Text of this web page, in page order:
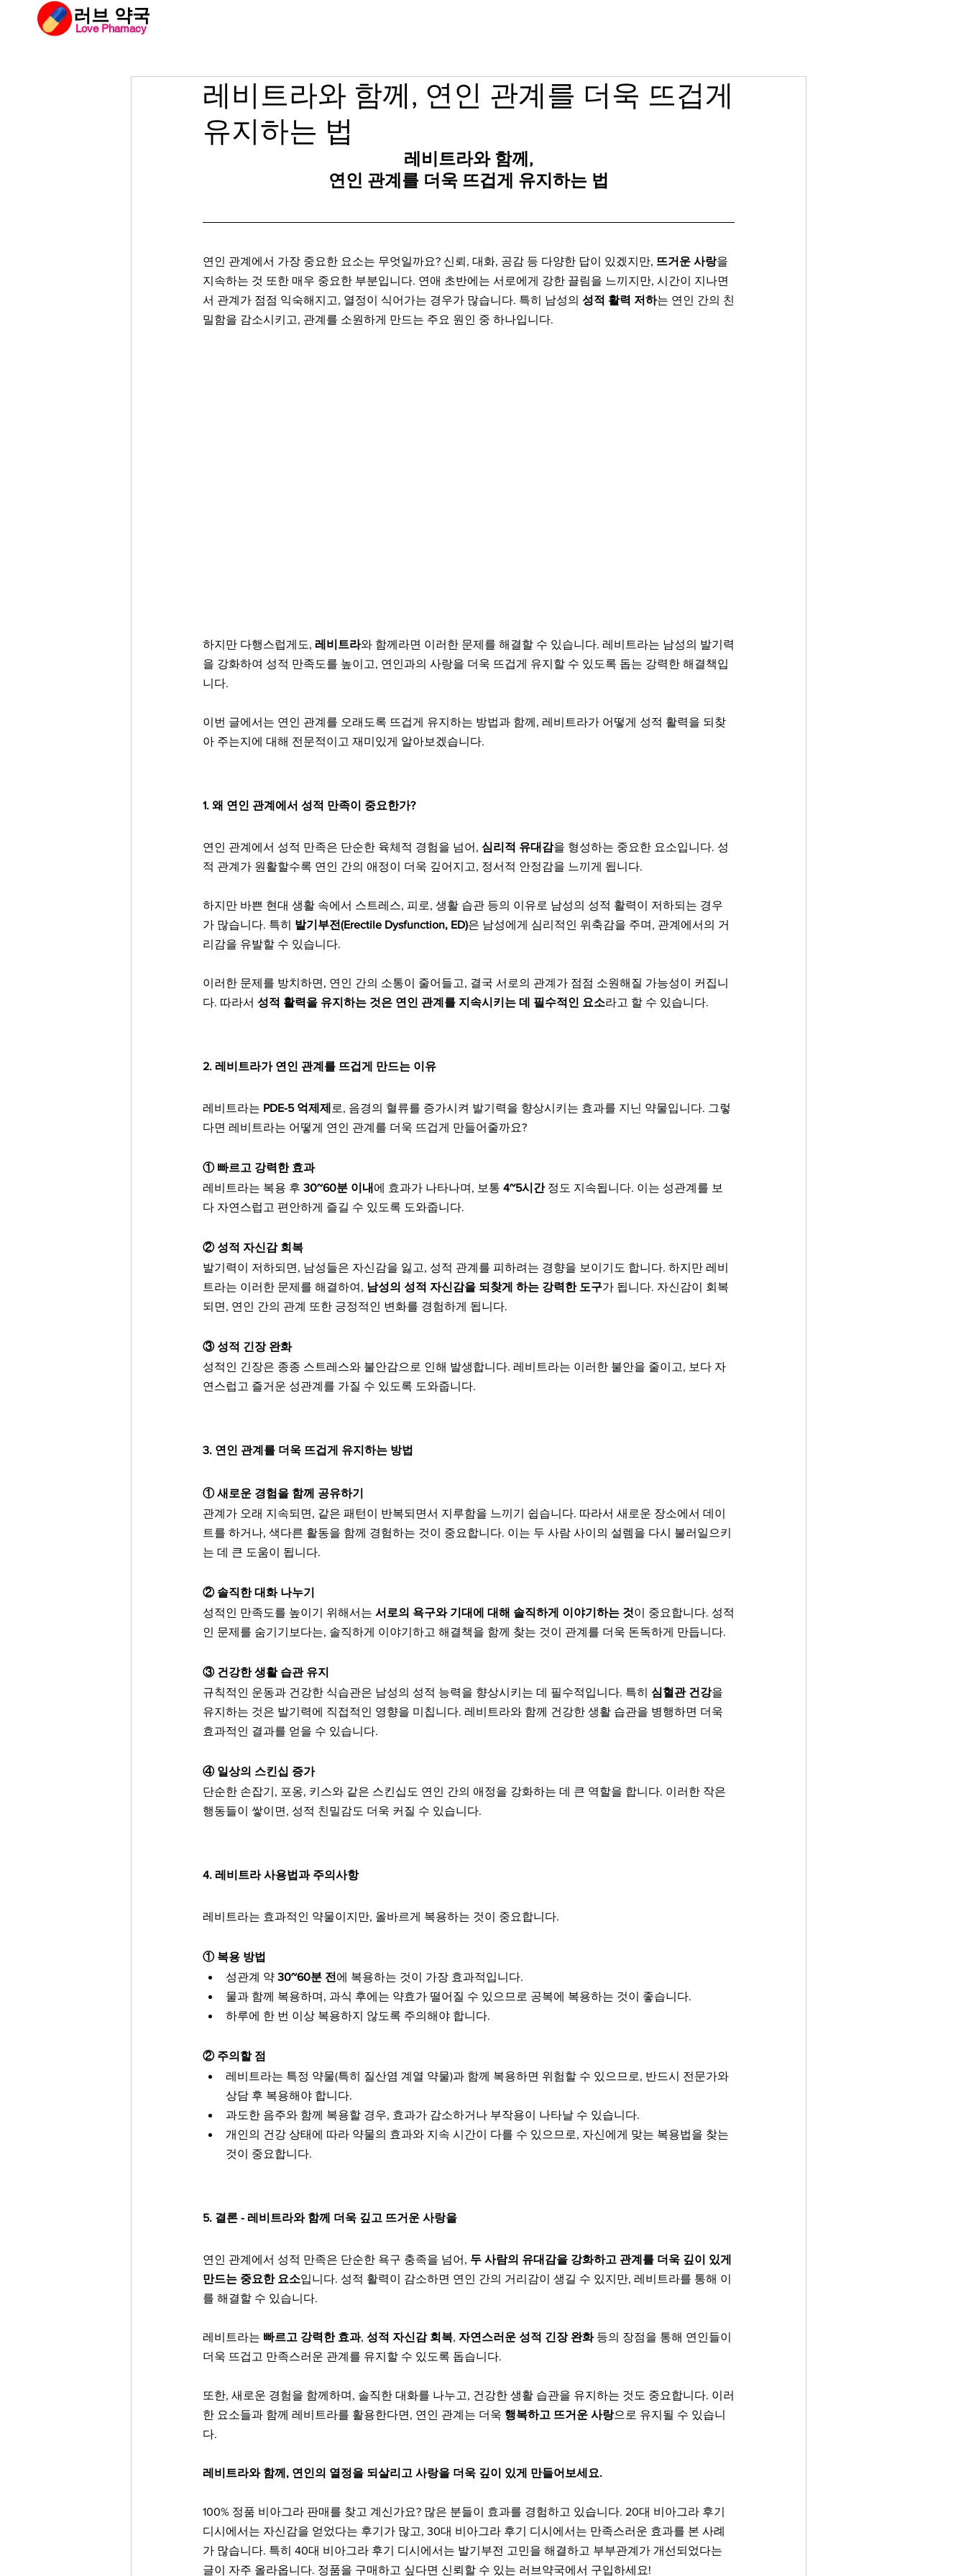
​러브 약국
Love Phamacy
레비트라와 함께, 연인 관계를 더욱 뜨겁게
유지하는 법
레비트라와 함께,
연인 관계를 더욱 뜨겁게 유지하는 법
연인 관계에서 가장 중요한 요소는 무엇일까요? 신뢰, 대화, 공감 등 다양한 답이 있겠지만, 뜨거운 사랑을
지속하는 것 또한 매우 중요한 부분입니다. 연애 초반에는 서로에게 강한 끌림을 느끼지만, 시간이 지나면
서 관계가 점점 익숙해지고, 열정이 식어가는 경우가 많습니다. 특히 남성의 성적 활력 저하는 연인 간의 친
밀함을 감소시키고, 관계를 소원하게 만드는 주요 원인 중 하나입니다.
하지만 다행스럽게도, 레비트라와 함께라면 이러한 문제를 해결할 수 있습니다. 레비트라는 남성의 발기력
을 강화하여 성적 만족도를 높이고, 연인과의 사랑을 더욱 뜨겁게 유지할 수 있도록 돕는 강력한 해결책입
니다.
이번 글에서는 연인 관계를 오래도록 뜨겁게 유지하는 방법과 함께, 레비트라가 어떻게 성적 활력을 되찾
아 주는지에 대해 전문적이고 재미있게 알아보겠습니다.
1. 왜 연인 관계에서 성적 만족이 중요한가?
연인 관계에서 성적 만족은 단순한 육체적 경험을 넘어, 심리적 유대감을 형성하는 중요한 요소입니다. 성
적 관계가 원활할수록 연인 간의 애정이 더욱 깊어지고, 정서적 안정감을 느끼게 됩니다.
하지만 바쁜 현대 생활 속에서 스트레스, 피로, 생활 습관 등의 이유로 남성의 성적 활력이 저하되는 경우
가 많습니다. 특히 발기부전(Erectile Dysfunction, ED)은 남성에게 심리적인 위축감을 주며, 관계에서의 거
리감을 유발할 수 있습니다.
이러한 문제를 방치하면, 연인 간의 소통이 줄어들고, 결국 서로의 관계가 점점 소원해질 가능성이 커집니
다. 따라서 성적 활력을 유지하는 것은 연인 관계를 지속시키는 데 필수적인 요소라고 할 수 있습니다.
2. 레비트라가 연인 관계를 뜨겁게 만드는 이유
레비트라는 PDE-5 억제제 로, 음경의 혈류를 증가시켜 발기력을 향상시키는 효과를 지닌 약물입니다. 그렇
다면 레비트라는 어떻게 연인 관계를 더욱 뜨겁게 만들어줄까요?
① 빠르고 강력한 효과
레비트라는 복용 후 30~60분 이내 에 효과가 나타나며, 보통 4~5시간 정도 지속됩니다. 이는 성관계를 보
다 자연스럽고 편안하게 즐길 수 있도록 도와줍니다.
② 성적 자신감 회복
발기력이 저하되면, 남성들은 자신감을 잃고, 성적 관계를 피하려는 경향을 보이기도 합니다. 하지만 레비
트라는 이러한 문제를 해결하여, 남성의 성적 자신감을 되찾게 하는 강력한 도구가 됩니다. 자신감이 회복
되면, 연인 간의 관계 또한 긍정적인 변화를 경험하게 됩니다.
③ 성적 긴장 완화
성적인 긴장은 종종 스트레스와 불안감으로 인해 발생합니다. 레비트라는 이러한 불안을 줄이고, 보다 자
연스럽고 즐거운 성관계를 가질 수 있도록 도와줍니다.
3. 연인 관계를 더욱 뜨겁게 유지하는 방법
① 새로운 경험을 함께 공유하기
관계가 오래 지속되면, 같은 패턴이 반복되면서 지루함을 느끼기 쉽습니다. 따라서 새로운 장소에서 데이
트를 하거나, 색다른 활동을 함께 경험하는 것이 중요합니다. 이는 두 사람 사이의 설렘을 다시 불러일으키
는 데 큰 도움이 됩니다.
② 솔직한 대화 나누기
성적인 만족도를 높이기 위해서는 서로의 욕구와 기대에 대해 솔직하게 이야기하는 것이 중요합니다. 성적
인 문제를 숨기기보다는, 솔직하게 이야기하고 해결책을 함께 찾는 것이 관계를 더욱 돈독하게 만듭니다.
③ 건강한 생활 습관 유지
규칙적인 운동과 건강한 식습관은 남성의 성적 능력을 향상시키는 데 필수적입니다. 특히 심혈관 건강을
유지하는 것은 발기력에 직접적인 영향을 미칩니다. 레비트라와 함께 건강한 생활 습관을 병행하면 더욱
효과적인 결과를 얻을 수 있습니다.
④ 일상의 스킨십 증가
단순한 손잡기, 포옹, 키스와 같은 스킨십도 연인 간의 애정을 강화하는 데 큰 역할을 합니다. 이러한 작은
행동들이 쌓이면, 성적 친밀감도 더욱 커질 수 있습니다.
4. 레비트라 사용법과 주의사항
레비트라는 효과적인 약물이지만, 올바르게 복용하는 것이 중요합니다.
① 복용 방법
성관계 약 30~60분 전 에 복용하는 것이 가장 효과적입니다.
물과 함께 복용하며, 과식 후에는 약효가 떨어질 수 있으므로 공복에 복용하는 것이 좋습니다.
하루에 한 번 이상 복용하지 않도록 주의해야 합니다.
② 주의할 점
레비트라는 특정 약물(특히 질산염 계열 약물)과 함께 복용하면 위험할 수 있으므로, 반드시 전문가와
상담 후 복용해야 합니다.
과도한 음주와 함께 복용할 경우, 효과가 감소하거나 부작용이 나타날 수 있습니다.
개인의 건강 상태에 따라 약물의 효과와 지속 시간이 다를 수 있으므로, 자신에게 맞는 복용법을 찾는
것이 중요합니다.
5. 결론 - 레비트라와 함께 더욱 깊고 뜨거운 사랑을
연인 관계에서 성적 만족은 단순한 욕구 충족을 넘어, 두 사람의 유대감을 강화하고 관계를 더욱 깊이 있게
만드는 중요한 요소입니다. 성적 활력이 감소하면 연인 간의 거리감이 생길 수 있지만, 레비트라를 통해 이
를 해결할 수 있습니다.
레비트라는 빠르고 강력한 효과, 성적 자신감 회복, 자연스러운 성적 긴장 완화 등의 장점을 통해 연인들이
더욱 뜨겁고 만족스러운 관계를 유지할 수 있도록 돕습니다.
또한, 새로운 경험을 함께하며, 솔직한 대화를 나누고, 건강한 생활 습관을 유지하는 것도 중요합니다. 이러
한 요소들과 함께 레비트라를 활용한다면, 연인 관계는 더욱 행복하고 뜨거운 사랑으로 유지될 수 있습니
다.
레비트라와 함께, 연인의 열정을 되살리고 사랑을 더욱 깊이 있게 만들어보세요.
100% 정품 비아그라 판매를 찾고 계신가요? 많은 분들이 효과를 경험하고 있습니다. 20대 비아그라 후기
디시에서는 자신감을 얻었다는 후기가 많고, 30대 비아그라 후기 디시에서는 만족스러운 효과를 본 사례
가 많습니다. 특히 40대 비아그라 후기 디시에서는 발기부전 고민을 해결하고 부부관계가 개선되었다는
글이 자주 올라옵니다. 정품을 구매하고 싶다면 신뢰할 수 있는 러브약국에서 구입하세요!